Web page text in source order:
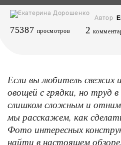
Автор
75387 просмотров 2
Если вы любитель свежих
овощей с грядки, но труд
слишком сложным и
мы расскажем, как
Фото интересных
найти в настоящем